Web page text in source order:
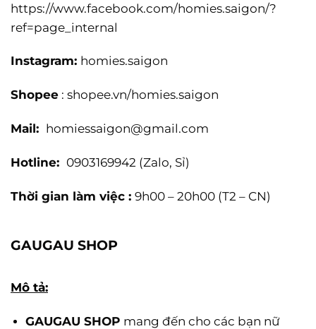
https://www.facebook.com/homies.saigon/?
ref=page_internal
Instagram: homies.saigon
Shopee : shopee.vn/homies.saigon
Mail: homiessaigon@gmail.com
Hotline: 0903169942 (Zalo, Sỉ)
Thời gian làm việc : 9h00 – 20h00 (T2 – CN)
GAUGAU SHOP
Mô tả:
GAUGAU SHOP mang đến cho các bạn nữ